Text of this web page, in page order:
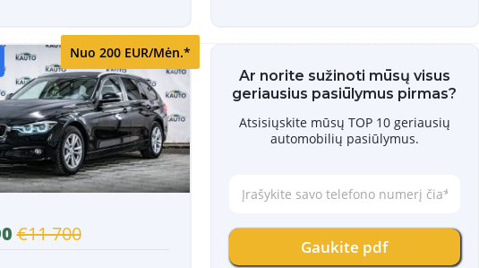
Nuo 200 EUR/Mėn.*
€11 700
Ar norite sužinoti mūsų visus
geriausius pasiūlymus pirmas?
Atsisiųskite mūsų TOP 10 geriausių
automobilių pasiūlymus.
š
Gaukite pdf